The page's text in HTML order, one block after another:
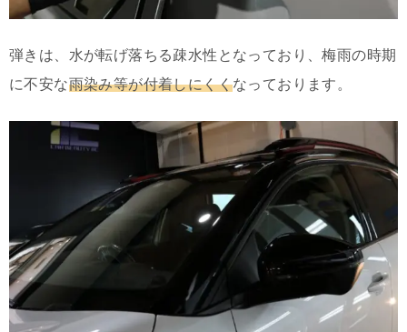
弾きは、水が転げ落ちる疎水性となっており、梅雨の時期
に不安な雨染み等が付着しにくくなっております。